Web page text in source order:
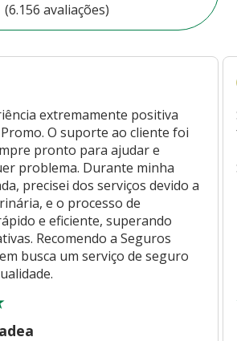
(6.156 avaliações)
extremamente positiva
O suporte ao cliente foi
pronto para ajudar e
problema. Durante minha
precisei dos serviços devido a
e o processo de
e eficiente, superando
Recomendo a Seguros
busca um serviço de seguro